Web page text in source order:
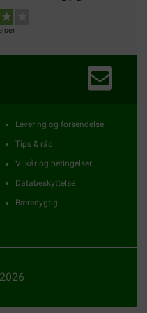
Levering og forsendelse
Tips & råd
Vilkår og betingelser
Databeskyttelse
Bæredygtig